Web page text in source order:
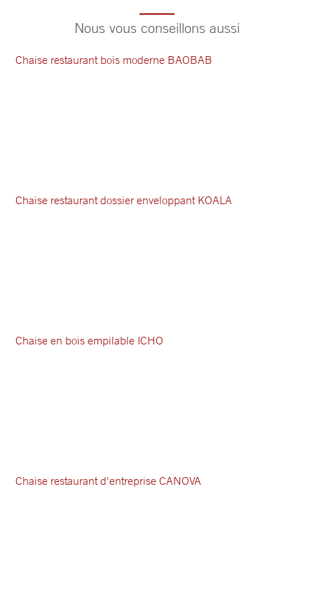
Nous vous conseillons aussi
Chaise restaurant bois moderne BAOBAB
Chaise restaurant dossier enveloppant KOALA
Chaise en bois empilable ICHO
Chaise restaurant d'entreprise CANOVA